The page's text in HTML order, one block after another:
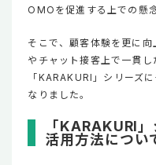
OMOを促進する上での懸
そこで、顧客体験を更に
やチャット接客上で一貫
「KARAKURI」シリーズ
なりました。
「KARAKURI
活用方法につい